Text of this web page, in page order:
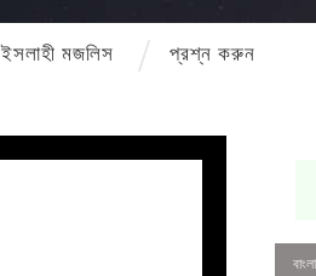
ইসলাহী মজলিস প্রশ্ন করুন